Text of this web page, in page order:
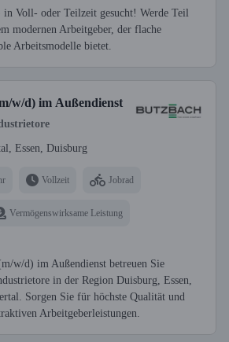
in Voll- oder Teilzeit gesucht! Werde Teil
modernen Arbeitgeber, der flache
Arbeitsmodelle bietet.
w/d) im Außendienst
Essen, Duisburg
Vollzeit Jobrad
Vermögenswirksame Leistung
w/d) im Außendienst betreuen Sie
in der Region Duisburg, Essen,
Sorgen Sie für höchste Qualität und
Arbeitgeberleistungen.